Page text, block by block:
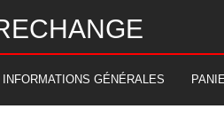
INFORMATIONS GÉNÉRALES